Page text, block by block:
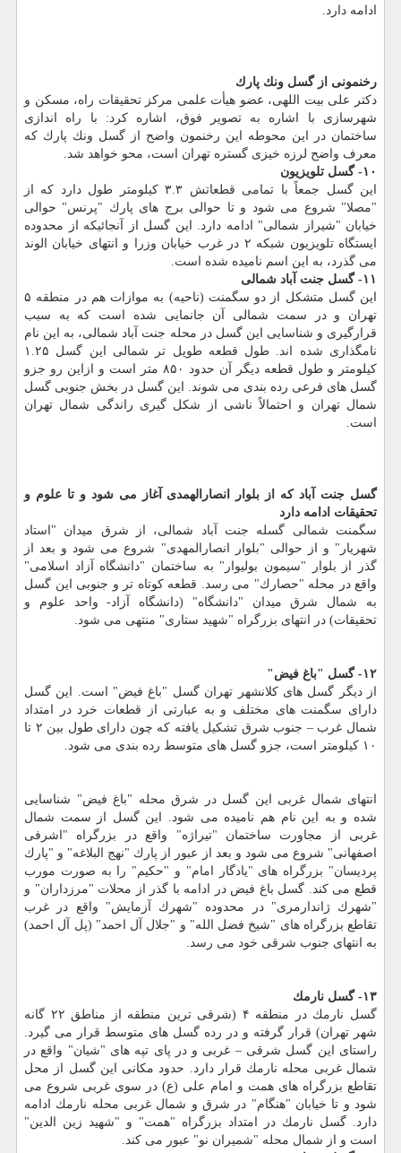
ادامه دارد.
رخنمونی از گسل ونك پارك
دكتر علی بیت اللهی، عضو هیأت علمی مركز تحقیقات راه، مسكن و
شهرسازی با اشاره به تصویر فوق، اشاره كرد: با راه اندازی
ساختمان در این محوطه این رخنمون واضح از گسل ونك پارك كه
معرف واضح لرزه خیزی گستره تهران است، محو خواهد شد.
۱۰- گسل تلویزیون
این گسل جمعاً با تمامی قطعاتش ۳.۳ كیلومتر طول دارد كه از
"مصلا" شروع می شود و تا حوالی برج های پارك "پرنس" حوالی
خیابان "شیراز شمالی" ادامه دارد. این گسل از آنجائیكه از محدوده
ایستگاه تلویزیون شبكه ۲ در غرب خیابان وزرا و انتهای خیابان الوند
می گذرد، به این اسم نامیده شده است.
۱۱- گسل جنت آباد شمالی
این گسل متشكل از دو سگمنت (ناحیه) به موازات هم در منطقه ۵
تهران و در سمت شمالی آن جانمایی شده است كه به سبب
قرارگیری و شناسایی این گسل در محله جنت آباد شمالی، به این نام
نامگذاری شده اند. طول قطعه طویل تر شمالی این گسل ۱.۲۵
كیلومتر و طول قطعه دیگر آن حدود ۸۵۰ متر است و ازاین رو جزو
گسل های فرعی رده بندی می شوند. این گسل در بخش جنوبی گسل
شمال تهران و احتمالاً ناشی از شكل گیری راندگی شمال تهران
است.
گسل جنت آباد كه از بلوار انصارالهمدی آغاز می شود و تا علوم و
تحقیقات ادامه دارد
سگمنت شمالی گسله جنت آباد شمالی، از شرق میدان "استاد
شهریار" و از حوالی "بلوار انصارالمهدی" شروع می شود و بعد از
گذر از بلوار "سیمون بولیوار" به ساختمان "دانشگاه آزاد اسلامی"
واقع در محله "حصارك" می رسد. قطعه كوتاه تر و جنوبی این گسل
به شمال شرق میدان "دانشگاه" (دانشگاه آزاد- واحد علوم و
تحقیقات) در انتهای بزرگراه "شهید ستاری" منتهی می شود.
۱۲- گسل "باغ فیض"
از دیگر گسل های كلانشهر تهران گسل "باغ فیض" است. این گسل
دارای سگمنت های مختلف و به عبارتی از قطعات خرد در امتداد
شمال غرب – جنوب شرق تشكیل یافته كه چون دارای طول بین ۲ تا
۱۰ كیلومتر است، جزو گسل های متوسط رده بندی می شود.
انتهای شمال غربی این گسل در شرق محله "باغ فیض" شناسایی
شده و به این نام هم نامیده می شود. این گسل از سمت شمال
غربی از مجاورت ساختمان "تیراژه" واقع در بزرگراه "اشرفی
اصفهانی" شروع می شود و بعد از عبور از پارك "نهج البلاغه" و "پارك
پردیسان" بزرگراه های "یادگار امام" و "حكیم" را به صورت مورب
قطع می كند. گسل باغ فیض در ادامه با گذر از محلات "مرزداران" و
"شهرك ژاندارمری" در محدوده "شهرك آزمایش" واقع در غرب
تقاطع بزرگراه های "شیخ فضل الله" و "جلال آل احمد" (پل آل احمد)
به انتهای جنوب شرقی خود می رسد.
۱۳- گسل نارمك
گسل نارمك در منطقه ۴ (شرقی ترین منطقه از مناطق ۲۲ گانه
شهر تهران) قرار گرفته و در رده گسل های متوسط قرار می گیرد.
راستای این گسل شرقی – غربی و در پای تپه های "شیان" واقع در
شمال غربی محله نارمك قرار دارد. حدود مكانی این گسل از محل
تقاطع بزرگراه های همت و امام علی (ع) در سوی غربی شروع می
شود و تا خیابان "هنگام" در شرق و شمال غربی محله نارمك ادامه
دارد. گسل نارمك در امتداد بزرگراه "همت" و "شهید زین الدین"
است و از شمال محله "شمیران نو" عبور می كند.